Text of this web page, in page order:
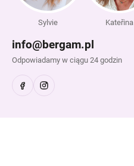
Sylvie Kateřina
info@bergam.pl
Odpowiadamy w ciągu 24 godzin